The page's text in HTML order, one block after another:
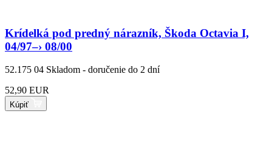
Krídelká pod predný nárazník, Škoda Octavia I,
04/97–› 08/00
52.175 04 Skladom - doručenie do 2 dní
52,90 EUR
Kúpiť